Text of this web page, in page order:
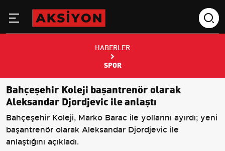
HABERLER
SPOR
Bahçeşehir Koleji başantrenör olarak
Aleksandar Djordjevic ile anlaştı
Bahçeşehir Koleji, Marko Barac ile yollarını ayırdı; yeni
başantrenör olarak Aleksandar Djordjevic ile
anlaştığını açıkladı.